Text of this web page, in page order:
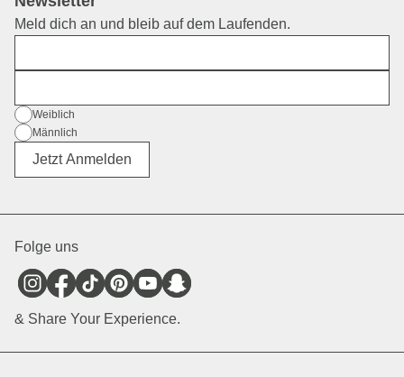
Meld dich an und bleib auf dem Laufenden.
Geschlecht
Weiblich
Männlich
Divers
Jetzt Anmelden
Folge uns
& Share Your Experience.